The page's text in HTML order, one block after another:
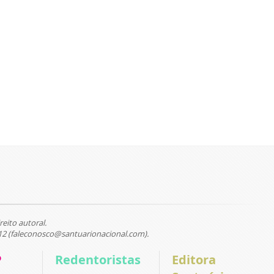
autoral.
(faleconosco@santuarionacional.com).
Redentoristas
Editora